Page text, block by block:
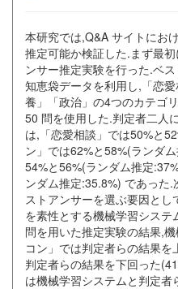
本研究では,Q&A サイトにお
推定可能か検証した.まず最
ンサー推定実験を行った.ベ
知恵袋データを利用し,「恋
養」「政治」の4つのカテゴ
50 問を使用した.判定者二人
は,「恋愛相談」では50%と
ン」では62%と58%(ランダ
54%と56%(ランダム推定
ンダム推定:35.8%) であった
ストアンサーを選ぶ要因とし
を素性とする機械学習シス
問を用いた推定実験の結果,
コン」では判定者らの結果
判定者らの結果を下回った
は機械学習システムと判定